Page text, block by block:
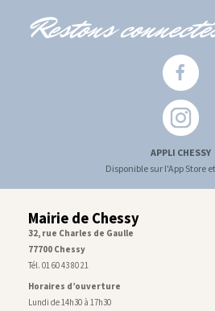
Restons
APPLI CHESSY
Disponible sur l'App Store
Mairie de Chessy
32, rue Charles de Gaulle
77700 Chessy
Tél. 01 60 43 80 21
Horaires d’ouverture
Lundi de 14h30 à 17h30